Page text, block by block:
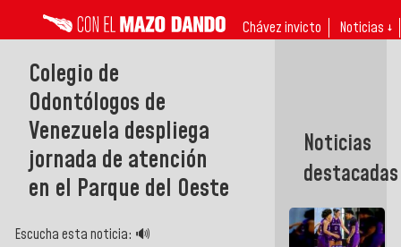
Chávez invicto Noticias ↓
Colegio de
Odontólogos de
Venezuela despliega
jornada de atención
en el Parque del Oeste
Escucha esta noticia: 🔊
Noticias
destacadas